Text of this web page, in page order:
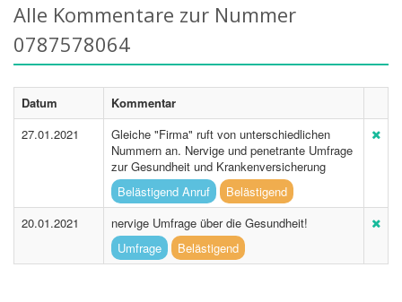
Alle Kommentare zur Nummer
0787578064
Datum
Kommentar
27.01.2021
Gleiche "Firma" ruft von unterschiedlichen
Nummern an. Nervige und penetrante Umfrage
zur Gesundheit und Krankenversicherung
Belästigend Anruf
Belästigend
20.01.2021
nervige Umfrage über die Gesundheit!
Umfrage
Belästigend